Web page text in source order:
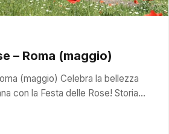
– Roma (maggio)
(maggio) Celebra la bellezza
con la Festa delle Rose! Storia…